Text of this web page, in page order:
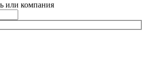
или компания